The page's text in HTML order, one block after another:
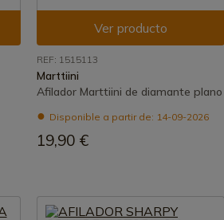
Ver producto
REF: 1515113
Marttiini
Afilador Marttiini de diamante plano
Disponible a partir de: 14-09-2026
19,90 €